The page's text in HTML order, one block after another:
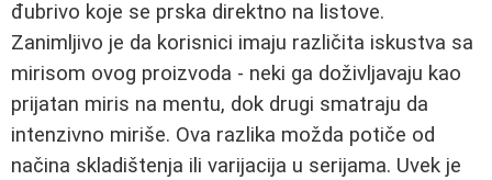
đubrivo koje se prska direktno na listove.
Zanimljivo je da korisnici imaju različita iskustva sa
mirisom ovog proizvoda - neki ga doživljavaju kao
prijatan miris na mentu, dok drugi smatraju da
intenzivno miriše. Ova razlika možda potiče od
načina skladištenja ili varijacija u serijama. Uvek je